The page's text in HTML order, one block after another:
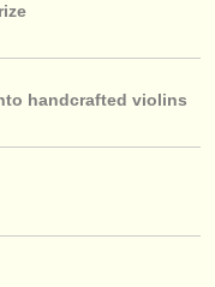
handcrafted violins